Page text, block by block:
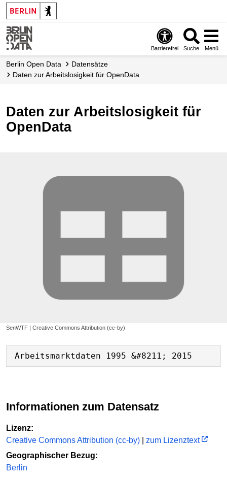
Skip
to
main
content
Barrierefrei Suche Menü
Berlin Open Data
Datensätze
Daten zur Arbeitslosigkeit für OpenData
Daten zur Arbeitslosigkeit für
OpenData
SenWTF | Creative Commons Attribution (cc-by)
Informationen zum Datensatz
Lizenz:
Creative Commons Attribution (cc-by)
zum Lizenztext
Geographischer Bezug:
Berlin